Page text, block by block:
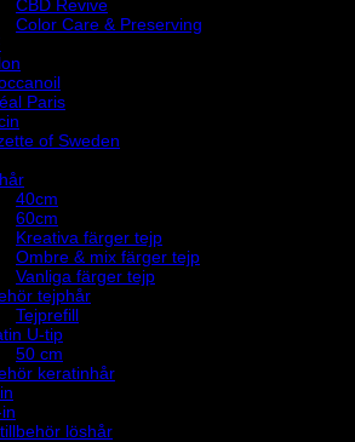
CBD Revive
Color Care & Preserving
Paris
of Sweden
40cm
60cm
Kreativa färger tejp
Ombre & mix färger tejp
Vanliga färger tejp
tejphår
Tejprefill
U-tip
50 cm
keratinhår
löshår